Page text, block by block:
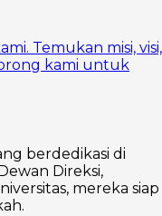
Temukan misi, visi,
kami untuk
berdedikasi di
Direksi,
mereka siap